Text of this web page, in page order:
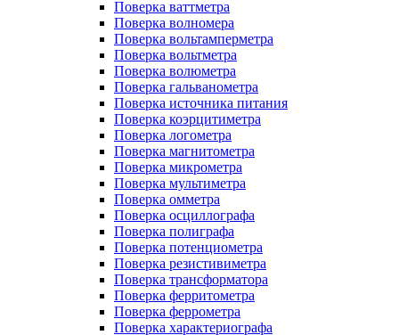
Поверка ваттметра
Поверка волномера
Поверка вольтамперметра
Поверка вольтметра
Поверка волюметра
Поверка гальванометра
Поверка источника питания
Поверка коэрцитиметра
Поверка логометра
Поверка магнитометра
Поверка микрометра
Поверка мультиметра
Поверка омметра
Поверка осциллографа
Поверка полиграфа
Поверка потенциометра
Поверка резистивиметра
Поверка трансформатора
Поверка ферритометра
Поверка феррометра
Поверка характериографа